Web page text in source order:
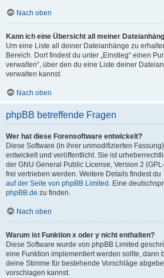
Nach oben
Kann ich eine Übersicht all meiner
Um eine Liste all deiner Dateianhänge zu
Bereich. Dort findest du unter „Einstieg“ einen
verwalten“, über den du eine Liste deiner
verwalten kannst.
Nach oben
phpBB betreffende Fragen
Wer hat diese Forensoftware entwickelt?
Diese Software (in ihrer unmodifizierten
entwickelt und veröffentlicht. Sie ist
der GNU General Public License, Version 2
frei vertrieben werden. Weitere Details findest du
auf der Seite von phpBB Limited . Eine
phpBB.de zu finden.
Nach oben
Warum ist Funktion x oder y nicht enthalten?
Diese Software wurde von phpBB Limited
eine Funktion implementiert werden sollte, dann
deine Stimme für bestehende Vorschläge
vorschlagen kannst.